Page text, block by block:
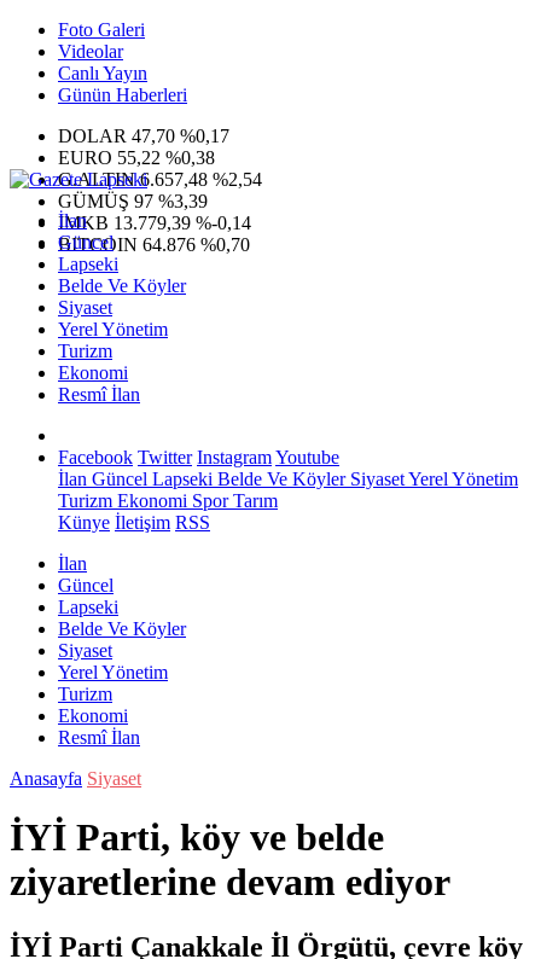
Foto Galeri
Videolar
Canlı Yayın
Günün Haberleri
DOLAR 47,70 %0,17
EURO 55,22 %0,38
G.ALTIN6.657,48 %2,54
GÜMÜŞ 97 %3,39
IMKB 13.779,39 %-0,14
BITCOIN 64.876 %0,70
İlan
Güncel
Lapseki
Belde Ve Köyler
Siyaset
Yerel Yönetim
Turizm
Ekonomi
Resmî İlan
Facebook Twitter InstagramYoutube
İlan Güncel Lapseki Belde Ve KöylerSiyasetYerel Yönetim
Turizm Ekonomi SporTarım
Künye İletişim RSS
İlan
Güncel
Lapseki
Belde Ve Köyler
Siyaset
Yerel Yönetim
Turizm
Ekonomi
Resmî İlan
Anasayfa Siyaset
İYİ Parti, köy ve belde
ziyaretlerine devam ediyor
İYİ Parti Çanakkale İl Örgütü, çevre köy